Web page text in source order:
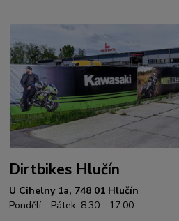
Dirtbikes Hlučín
U Cihelny 1a, 748 01 Hlučín
Pondělí - Pátek: 8:30 - 17:00